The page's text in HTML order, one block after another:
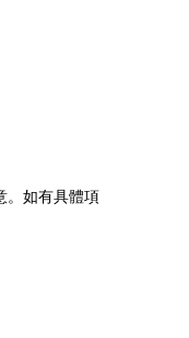
。如有具體項